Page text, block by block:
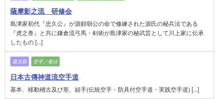
薩摩影之流 研修会
島津家初代『忠久公』が源頼朝公の命で修練された源氏の秘兵法である
『虎之巻』と共に鎌倉流弓馬・剣術が島津家の秘武芸として川上家に伝承
したもの [...]
鹿児島 空手／拳法
日本古傳神道流空手道
基本、移動稽古及び形、組手(伝統空手・防具付空手道・実践空手道) [...]